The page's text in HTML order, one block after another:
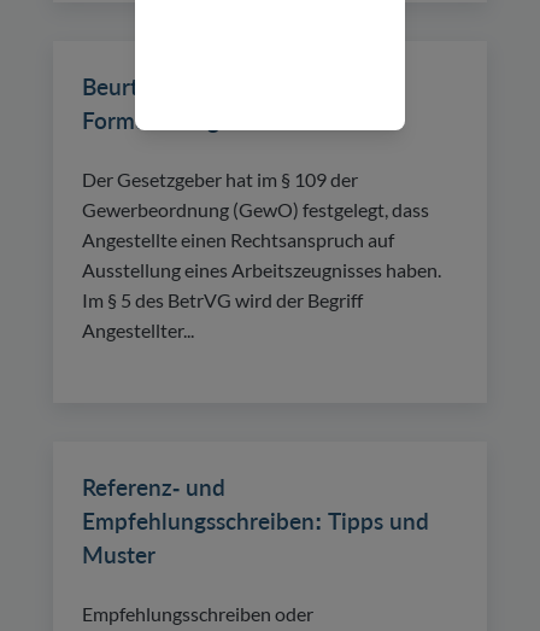
Beurteilung schreiben: Beispiel,
Formulierungen und Aufbau
Der Gesetzgeber hat im § 109 der
Gewerbeordnung (GewO) festgelegt, dass
Angestellte einen Rechtsanspruch auf
Ausstellung eines Arbeitszeugnisses haben.
Im § 5 des BetrVG wird der Begriff
Angestellter...
Referenz- und
Empfehlungsschreiben: Tipps und
Muster
Empfehlungsschreiben oder